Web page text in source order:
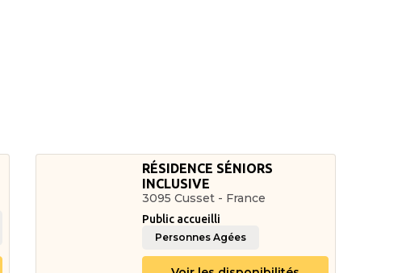
RÉSIDENCE SÉNIORS
INCLUSIVE
3095 Cusset - France
Public accueilli
Personnes Agées